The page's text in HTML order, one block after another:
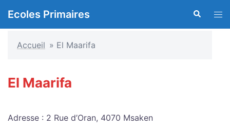
auEcoles Primaires
le
Accueil » El Maarifa
El Maarifa
Adresse : 2 Rue d’Oran, 4070 Msaken